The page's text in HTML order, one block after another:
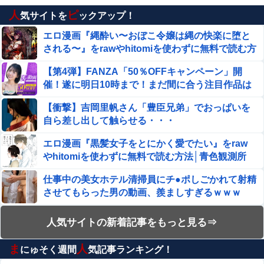
【乃木坂46】他
【悲報】女性「男への最大ダメージはこれ」←お前ら
耐えられる？
【閲覧注意】アフリカで ”魔女狩り” され死亡した女子、
とんでもなくエロい体してると話題に
【警告】医師「米国では”ヘロインと同じくらいヤバい
薬”が日本では平気で処方されてる」
株の資産7億円あるのに「株主優待」で生活してガンにな
る人生・・・
【閲覧注意】やべぇレ●プ動画、発見される…（※ 無修正
注意）
【マジキチ】ゆうこく信者「高市総理に大勢のSP。税金
リプされ「山上君が犯人だとまだ思っておら...
17歳の女です。自分があまりにも性格がねじ曲がっていて
どう矯正したらいいのか分かりません
人気サイトをピックアップ！
エロ漫画『縄酔い〜おぼこ令嬢は縄の快楽に堕と
される〜』をrawやhitomiを使わずに無料で読む方
【第4弾】FANZA「50％OFFキャンペーン」開
催！遂に明日10時まで！まだ間に合う注目作品は
【衝撃】吉岡里帆さん「豊臣兄弟」でおっぱいを
自ら差し出して触らせる・・・
エロ漫画『黒髪女子をとにかく愛でたい』をraw
やhitomiを使わずに無料で読む方法│青色観測所
仕事中の美女ホテル清掃員にチ●ポしごかれて射精
させてもらった男の動画、羨ましすぎるｗｗｗ
【動画】美人女優さん、映画でマンコのビラビラ
までめくらせてしまうｗｗｗｗｗｗ
エロ漫画『むっつり赤ずきんくんからは逃げられ
人気サイトの新着記事をもっと見る⇒
ま にゅそく週間 人気記事ランキング！
Sponsored Link